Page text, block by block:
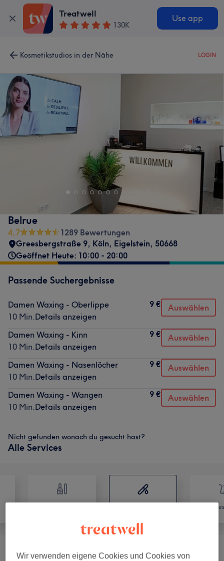
Treatwell
130K
Use app
Kosmetikstudios in der Nähe LOGIN
Belrue
4,7
1289 Bewertungen
Greesbergstraße 9, Köln, Eigelstein, 50668
Geöffnet Heute: 10:00 - 20:00
Passende Suchergebnisse
Damen Waxing - Oberlippe
10 Min.Details anzeigen
9 € Auswählen
Damen Waxing - Kinn
10 Min.Details anzeigen
9 € Auswählen
Damen Waxing - Nasenlöcher
10 Min.Details anzeigen
9 € Auswählen
Damen Waxing - Wangen
10 Min.Details anzeigen
9 € Auswählen
Nicht gefunden wonach du gesucht hast?
Alle Services
Dauerhafte Haarentfernung (1) ab 19 €
Wir verwenden eigene Cookies und Cookies von